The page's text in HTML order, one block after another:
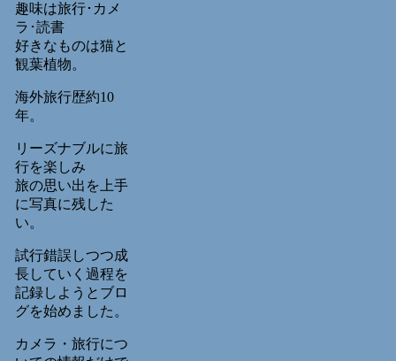
趣味は旅行･カメ
ラ･読書
好きなものは猫と
観葉植物。
海外旅行歴約10
年。
リーズナブルに旅
行を楽しみ
旅の思い出を上手
に写真に残した
い。
試行錯誤しつつ成
長していく過程を
記録しようとブロ
グを始めました。
カメラ・旅行につ